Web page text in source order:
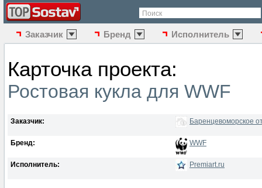
Поиск
Заказчик Бренд Исполнитель
Карточка проекта:
Ростовая кукла для WWF
Заказчик: Баренцевоморское
Бренд: WWF
Исполнитель: Premiart.ru